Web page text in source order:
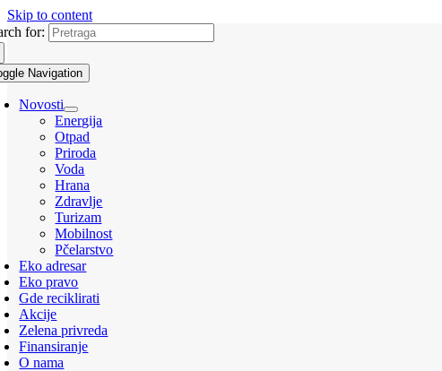
Skip to content
for:
Navigation
Novosti
Energija
Otpad
Priroda
Voda
Hrana
Zdravlje
Turizam
Mobilnost
Pčelarstvo
Eko adresar
Eko pravo
Gde reciklirati
Akcije
Zelena privreda
Finansiranje
O nama